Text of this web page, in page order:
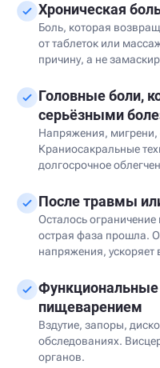
Хроническая
Боль, которая
от таблеток или
причину, а не
Головные боли,
серьёзными
Напряжения, мигрени,
Краниосакральные
долгосрочное
После травмы
Осталось
острая фаза прошла.
напряжения, ускоряет
пищеварением
Вздутие, запоры,
обследованиях.
органов.